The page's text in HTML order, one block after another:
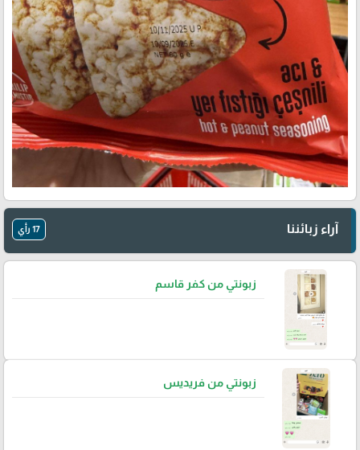
آراء زبائننا 17 رأي
زبونتي من كفر قاسم
زبونتي من فريديس